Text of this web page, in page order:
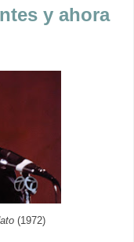
y ahora
(1972)